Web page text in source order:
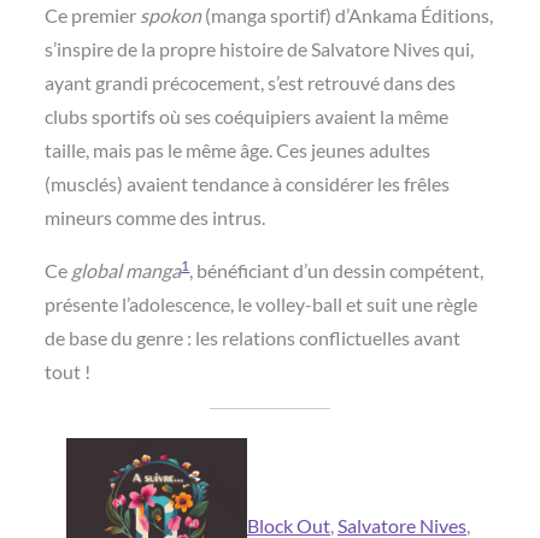
Ce premier spokon(manga sportif) d’Ankama Éditions,
s’inspire de la propre histoire de Salvatore Nives qui,
ayant grandi précocement, s’est retrouvé dans des
clubs sportifs où ses coéquipiers avaient la même
taille, mais pas le même âge. Ces jeunes adultes
(musclés) avaient tendance à considérer les frêles
mineurs comme des intrus.
Ce global manga1, bénéficiant d’un dessin compétent,
présente l’adolescence, le volley-ball et suit une règle
de base du genre : les relations conflictuelles avant
tout !
Block Out Salvatore Nives